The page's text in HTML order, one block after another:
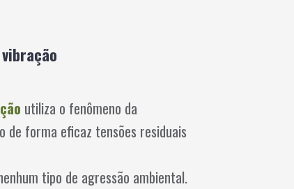
utiliza o fenômeno da
de forma eficaz tensões residuais
tipo de agressão ambiental.